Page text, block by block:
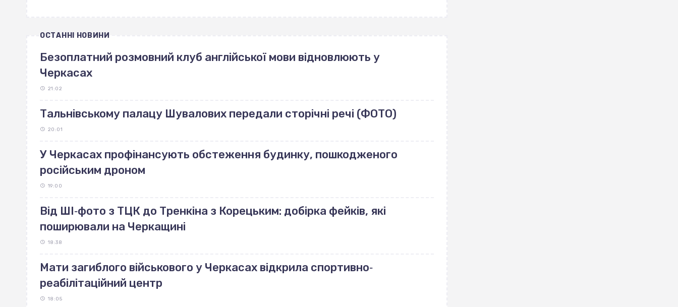
ОСТАННІ НОВИНИ
Безоплатний розмовний клуб англійської мови відновлюють у
Черкасах
21:02
Тальнівському палацу Шувалових передали сторічні речі (ФОТО)
20:01
У Черкасах профінансують обстеження будинку, пошкодженого
російським дроном
19:00
Від ШІ‐фото з ТЦК до Тренкіна з Корецьким: добірка фейків, які
поширювали на Черкащині
18:38
Мати загиблого військового у Черкасах відкрила спортивно‐
реабілітаційний центр
18:05